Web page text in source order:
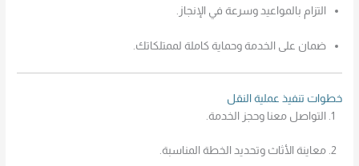
التزام بالمواعيد وسرعة في الإنجاز.
ضمان على الخدمة وحماية كاملة لممتلكاتك.
خطوات تنفيذ عملية النقل
التواصل معنا وحجز الخدمة.
معاينة الأثاث وتحديد الخطة المناسبة.